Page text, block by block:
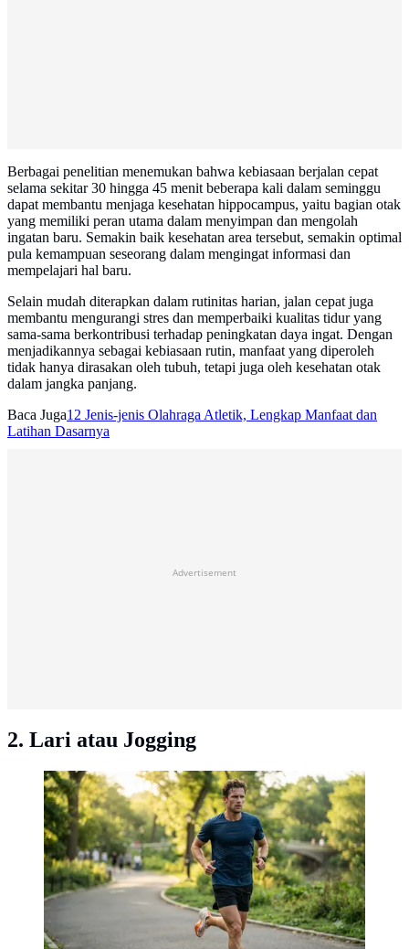
Berbagai penelitian menemukan bahwa kebiasaan berjalan cepat
selama sekitar 30 hingga 45 menit beberapa kali dalam seminggu
dapat membantu menjaga kesehatan hippocampus, yaitu bagian otak
yang memiliki peran utama dalam menyimpan dan mengolah
ingatan baru. Semakin baik kesehatan area tersebut, semakin optimal
pula kemampuan seseorang dalam mengingat informasi dan
mempelajari hal baru.
Selain mudah diterapkan dalam rutinitas harian, jalan cepat juga
membantu mengurangi stres dan memperbaiki kualitas tidur yang
sama-sama berkontribusi terhadap peningkatan daya ingat. Dengan
menjadikannya sebagai kebiasaan rutin, manfaat yang diperoleh
tidak hanya dirasakan oleh tubuh, tetapi juga oleh kesehatan otak
dalam jangka panjang.
Baca Juga12 Jenis-jenis Olahraga Atletik, Lengkap Manfaat dan
Latihan Dasarnya
Advertisement
2. Lari atau Jogging